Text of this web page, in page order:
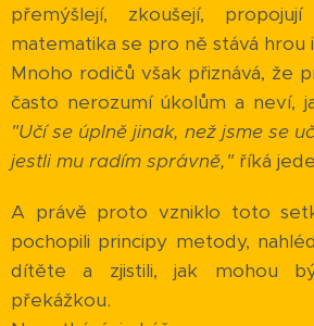
přemýšlejí, zkoušejí,
matematika se pro ně stává hrou
Mnoho rodičů však přiznává, že
často nerozumí úkolům a neví,
"Učí se úplně jinak, než jsme se
jestli mu radím správně," říká
A právě proto vzniklo toto
pochopili principy metody,
dítěte a zjistili, jak mohou
překážkou.